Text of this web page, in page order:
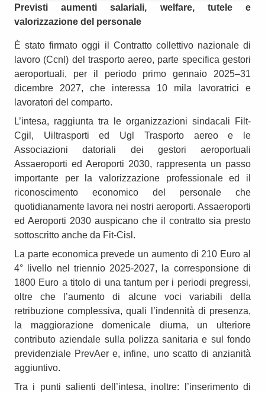
Previsti aumenti salariali, welfare, tutele e
valorizzazione del personale
È stato firmato oggi il Contratto collettivo nazionale di
lavoro (Ccnl) del trasporto aereo, parte specifica gestori
aeroportuali, per il periodo primo gennaio 2025–31
dicembre 2027, che interessa 10 mila lavoratrici e
lavoratori del comparto.
L’intesa, raggiunta tra le organizzazioni sindacali Filt-
Cgil, Uiltrasporti ed Ugl Trasporto aereo e le
Associazioni datoriali dei gestori aeroportuali
Assaeroporti ed Aeroporti 2030, rappresenta un passo
importante per la valorizzazione professionale ed il
riconoscimento economico del personale che
quotidianamente lavora nei nostri aeroporti. Assaeroporti
ed Aeroporti 2030 auspicano che il contratto sia presto
sottoscritto anche da Fit-Cisl.
La parte economica prevede un aumento di 210 Euro al
4° livello nel triennio 2025-2027, la corresponsione di
1800 Euro a titolo di una tantum per i periodi pregressi,
oltre che l’aumento di alcune voci variabili della
retribuzione complessiva, quali l’indennità di presenza,
la maggiorazione domenicale diurna, un ulteriore
contributo aziendale sulla polizza sanitaria e sul fondo
previdenziale PrevAer e, infine, uno scatto di anzianità
aggiuntivo.
Tra i punti salienti dell’intesa, inoltre: l’inserimento di